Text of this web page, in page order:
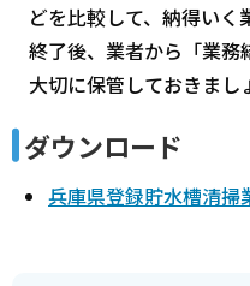
どを比較して、納得い
終了後、業者から「業務
大切に保管しておきまし
ダウンロード
兵庫県登録貯水槽清掃